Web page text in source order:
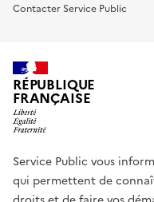
Contacter Service Public
RÉPUBLIQUE
FRANÇAISE
Service Public vous
qui permettent de